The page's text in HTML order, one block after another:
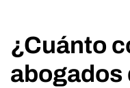
¿Cuánto
abogados